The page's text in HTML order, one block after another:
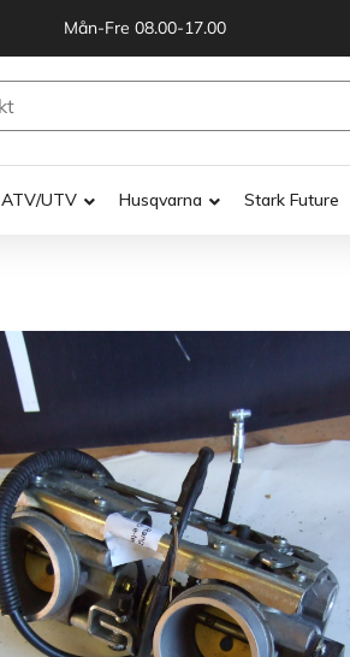
Mån-Fre 08.00-17.00
ATV/UTV Husqvarna Stark Future